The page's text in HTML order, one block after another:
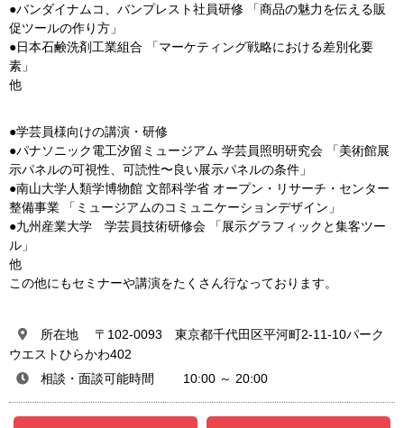
●バンダイナムコ、バンプレスト社員研修 「商品の魅力を伝える販
促ツールの作り方」
●日本石鹸洗剤工業組合 「マーケティング戦略における差別化要
素」
他
●学芸員様向けの講演・研修
●パナソニック電工汐留ミュージアム 学芸員照明研究会 「美術館展
示パネルの可視性、可読性〜良い展示パネルの条件」
●南山大学人類学博物館 文部科学省 オープン・リサーチ・センター
整備事業 「ミュージアムのコミュニケーションデザイン」
●九州産業大学 学芸員技術研修会 「展示グラフィックと集客ツー
ル」
他
この他にもセミナーや講演をたくさん行なっております。
所在地 〒102-0093 東京都千代田区平河町2-11-10パーク
ウエストひらかわ402
相談・面談可能時間 10:00 ～ 20:00